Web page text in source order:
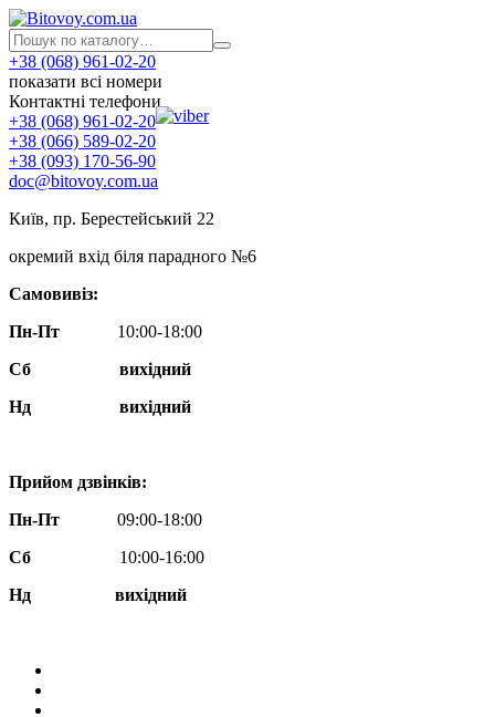
+38 (068) 961-02-20
показати всі номери
Контактні телефони
+38 (068) 961-02-20
+38 (066) 589-02-20
+38 (093) 170-56-90
doc@bitovoy.com.ua
Київ, пр. Берестейський 22
окремий вхід біля парадного №6
Самовивіз:
Пн-Пт
10:00-18:00
Сб
вихідний
Нд
вихідний
Прийом дзвінків:
Пн-Пт
09:00-18:00
Сб
10:00-16:00
Нд вихідний